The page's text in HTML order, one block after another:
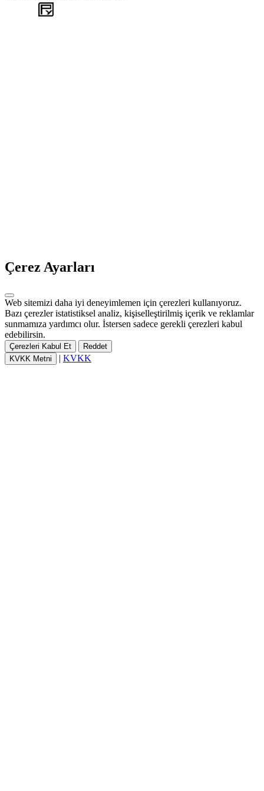
Çerez Ayarları
Web sitemizi daha iyi deneyimlemen için çerezleri kullanıyoruz.
Bazı çerezler istatistiksel analiz, kişiselleştirilmiş içerik ve reklamlar
sunmamıza yardımcı olur. İstersen sadece gerekli çerezleri kabul
edebilirsin.
Çerezleri Kabul Et
Reddet
KVKK Metni
| KVKK